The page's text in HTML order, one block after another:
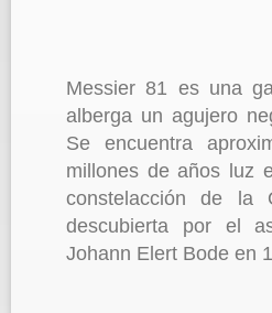
Messier 81 es una
alberga un agujero
Se encuentra
millones de años luz
constelacción de la
descubierta por el
Johann Elert Bode en